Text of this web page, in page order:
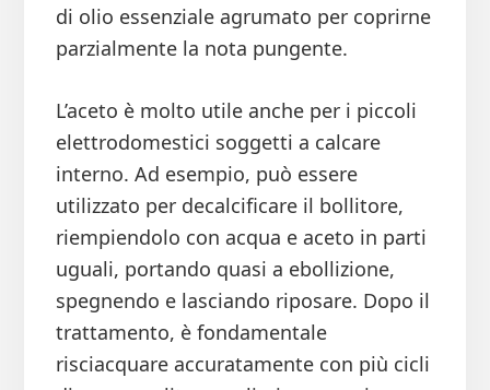
di olio essenziale agrumato per coprirne
parzialmente la nota pungente.
L’aceto è molto utile anche per i piccoli
elettrodomestici soggetti a calcare
interno. Ad esempio, può essere
utilizzato per decalcificare il bollitore,
riempiendolo con acqua e aceto in parti
uguali, portando quasi a ebollizione,
spegnendo e lasciando riposare. Dopo il
trattamento, è fondamentale
risciacquare accuratamente con più cicli